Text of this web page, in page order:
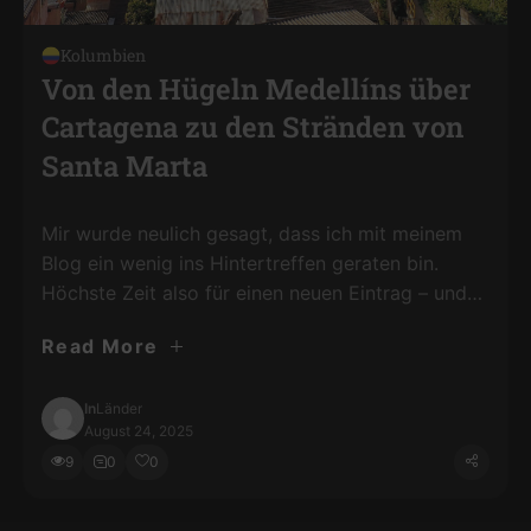
Kolumbien
Von den Hügeln Medellíns über
Cartagena zu den Stränden von
Santa Marta
Mir wurde neulich gesagt, dass ich mit meinem
Blog ein wenig ins Hintertreffen geraten bin.
Höchste Zeit also für einen neuen Eintrag – und
aufgehört? Ach ja, in Ecuador.Nach Quito zog es
dieses Land noch auf meiner Länderliste. Mein
erstes Ziel: die Stadt, …
Read More
InLänder
August 24, 2025
9
0 0